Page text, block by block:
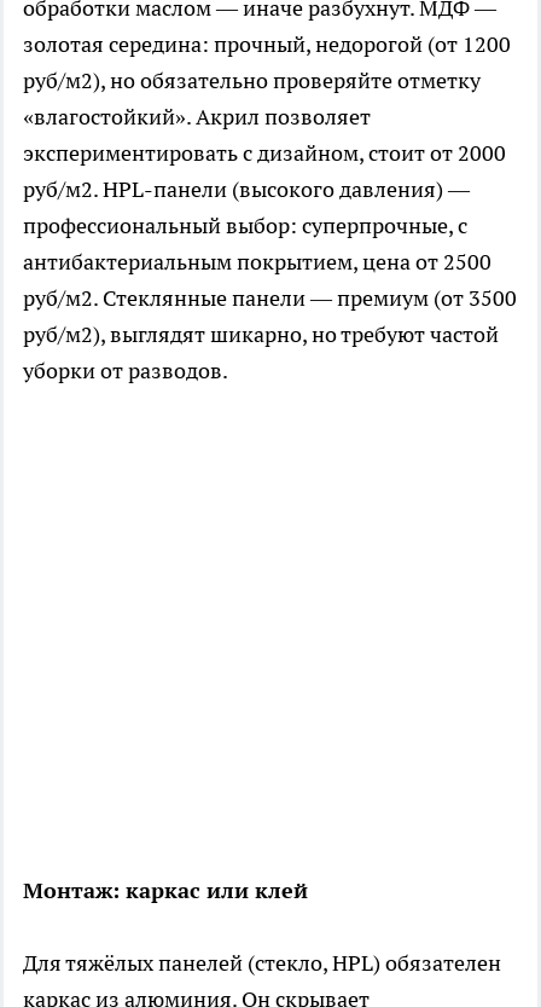
обработки маслом — иначе разбухнут. МДФ —
золотая середина: прочный, недорогой (от 1200
руб/м2), но обязательно проверяйте отметку
«влагостойкий». Акрил позволяет
экспериментировать с дизайном, стоит от 2000
руб/м2. HPL-панели (высокого давления) —
профессиональный выбор: суперпрочные, с
антибактериальным покрытием, цена от 2500
руб/м2. Стеклянные панели — премиум (от 3500
руб/м2), выглядят шикарно, но требуют частой
уборки от разводов.
Монтаж: каркас или клей
Для тяжёлых панелей (стекло, HPL) обязателен
каркас из алюминия. Он скрывает